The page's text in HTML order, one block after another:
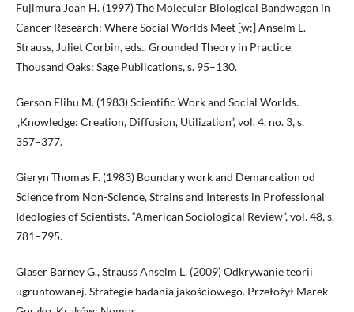
Fujimura Joan H. (1997) The Molecular Biological Bandwagon in
Cancer Research: Where Social Worlds Meet [w:] Anselm L.
Strauss, Juliet Corbin, eds., Grounded Theory in Practice.
Thousand Oaks: Sage Publications, s. 95–130.
Gerson Elihu M. (1983) Scientific Work and Social Worlds.
„Knowledge: Creation, Diffusion, Utilization”, vol. 4, no. 3, s.
357−377.
Gieryn Thomas F. (1983) Boundary work and Demarcation od
Science from Non-Science, Strains and Interests in Professional
Ideologies of Scientists. “American Sociological Review”, vol. 48, s.
781−795.
Glaser Barney G., Strauss Anselm L. (2009) Odkrywanie teorii
ugruntowanej. Strategie badania jakościowego. Przełożył Marek